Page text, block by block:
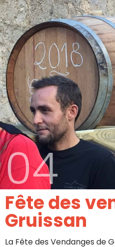
04
Fête des
Gruissan
La Fête des Vendanges de